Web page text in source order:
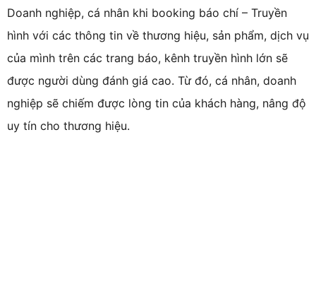
Doanh nghiệp, cá nhân khi booking báo chí – Truyền
hình với các thông tin về thương hiệu, sản phẩm, dịch vụ
của mình trên các trang báo, kênh truyền hình lớn sẽ
được người dùng đánh giá cao. Từ đó, cá nhân, doanh
nghiệp sẽ chiếm được lòng tin của khách hàng, nâng độ
uy tín cho thương hiệu.